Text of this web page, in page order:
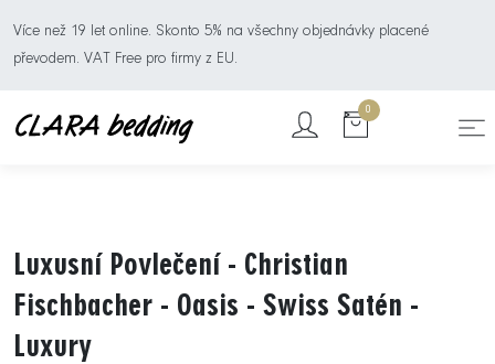
Více než 19 let online. Skonto 5% na všechny objednávky placené
převodem. VAT Free pro firmy z EU.
0
Luxusní Povlečení - Christian
Fischbacher - Oasis - Swiss Satén -
Luxury